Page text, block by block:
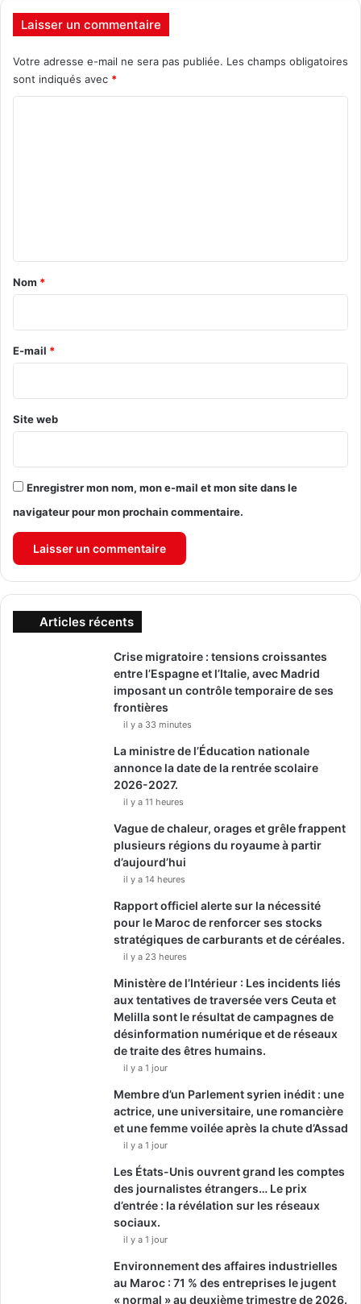
Laisser un commentaire
Votre adresse e-mail ne sera pas publiée. Les champs obligatoires
sont indiqués avec *
a
r
e
Nom *
E-mail *
Site web
Enregistrer mon nom, mon e-mail et mon site dans le
navigateur pour mon prochain commentaire.
Articles récents
Crise migratoire : tensions croissantes
entre l’Espagne et l’Italie, avec Madrid
imposant un contrôle temporaire de ses
frontières
il y a 33 minutes
La ministre de l’Éducation nationale
annonce la date de la rentrée scolaire
2026-2027.
il y a 11 heures
Vague de chaleur, orages et grêle frappent
plusieurs régions du royaume à partir
d’aujourd’hui
il y a 14 heures
Rapport officiel alerte sur la nécessité
pour le Maroc de renforcer ses stocks
stratégiques de carburants et de céréales.
il y a 23 heures
Ministère de l’Intérieur : Les incidents liés
aux tentatives de traversée vers Ceuta et
Melilla sont le résultat de campagnes de
désinformation numérique et de réseaux
de traite des êtres humains.
il y a 1 jour
Membre d’un Parlement syrien inédit : une
actrice, une universitaire, une romancière
et une femme voilée après la chute d’Assad
il y a 1 jour
Les États-Unis ouvrent grand les comptes
des journalistes étrangers… Le prix
d’entrée : la révélation sur les réseaux
sociaux.
il y a 1 jour
Environnement des affaires industrielles
au Maroc : 71 % des entreprises le jugent
« normal » au deuxième trimestre de 2026.